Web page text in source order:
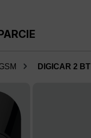
DIGICAR 2 BT